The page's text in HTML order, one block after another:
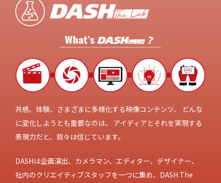
共感、体験、さまざまに多様化する映像コンテンツ、
どんな
に変化しようとも重要なのは、
アイディアとそれを実現する
表現力だと、我々は信じています。
DASHは企画演出、カメラマン、エディター、デザイナー、
社内のクリエイティブスタッフを一つに集め、DASH The